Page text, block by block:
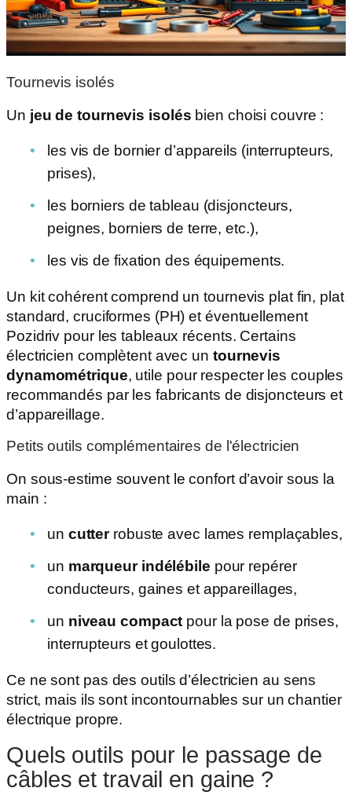
Tournevis isolés
Un jeu de tournevis isolés bien choisi couvre :
les vis de bornier d’appareils (interrupteurs,
prises),
les borniers de tableau (disjoncteurs,
peignes, borniers de terre, etc.),
les vis de fixation des équipements.
Un kit cohérent comprend un tournevis plat fin, plat
standard, cruciformes (PH) et éventuellement
Pozidriv pour les tableaux récents. Certains
électricien complètent avec un tournevis
dynamométrique, utile pour respecter les couples
recommandés par les fabricants de disjoncteurs et
d’appareillage.
Petits outils complémentaires de l'électricien
On sous-estime souvent le confort d’avoir sous la
main :
un cutterrobuste avec lames remplaçables,
un marqueur indélébile pour repérer
conducteurs, gaines et appareillages,
un niveau compact pour la pose de prises,
interrupteurs et goulottes.
Ce ne sont pas des outils d’électricien au sens
strict, mais ils sont incontournables sur un chantier
électrique propre.
Quels outils pour le passage de
câbles et travail en gaine ?